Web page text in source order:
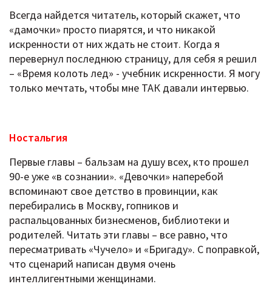
Всегда найдется читатель, который скажет, что
«дамочки» просто пиарятся, и что никакой
искренности от них ждать не стоит. Когда я
перевернул последнюю страницу, для себя я решил
– «Время колоть лед» - учебник искренности. Я могу
только мечтать, чтобы мне ТАК давали интервью.
Ностальгия
Первые главы – бальзам на душу всех, кто прошел
90-е уже «в сознании». «Девочки» наперебой
вспоминают свое детство в провинции, как
перебирались в Москву, гопников и
распальцованных бизнесменов, библиотеки и
родителей. Читать эти главы – все равно, что
пересматривать «Чучело» и «Бригаду». С поправкой,
что сценарий написан двумя очень
интеллигентными женщинами.